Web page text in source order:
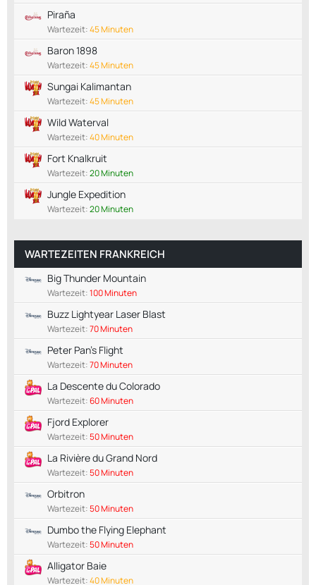
Piraña
Wartezeit:45 Minuten
Baron 1898
Wartezeit:45 Minuten
Sungai Kalimantan
Wartezeit:45 Minuten
Wild Waterval
Wartezeit:40 Minuten
Fort Knalkruit
Wartezeit:20 Minuten
Jungle Expedition
Wartezeit:20 Minuten
WARTEZEITEN FRANKREICH
Big Thunder Mountain
Wartezeit:100 Minuten
Buzz Lightyear Laser Blast
Wartezeit:70 Minuten
Peter Pan's Flight
Wartezeit:70 Minuten
La Descente du Colorado
Wartezeit:60 Minuten
Fjord Explorer
Wartezeit:50 Minuten
La Rivière du Grand Nord
Wartezeit:50 Minuten
Orbitron
Wartezeit:50 Minuten
Dumbo the Flying Elephant
Wartezeit:50 Minuten
Alligator Baie
Wartezeit:40 Minuten